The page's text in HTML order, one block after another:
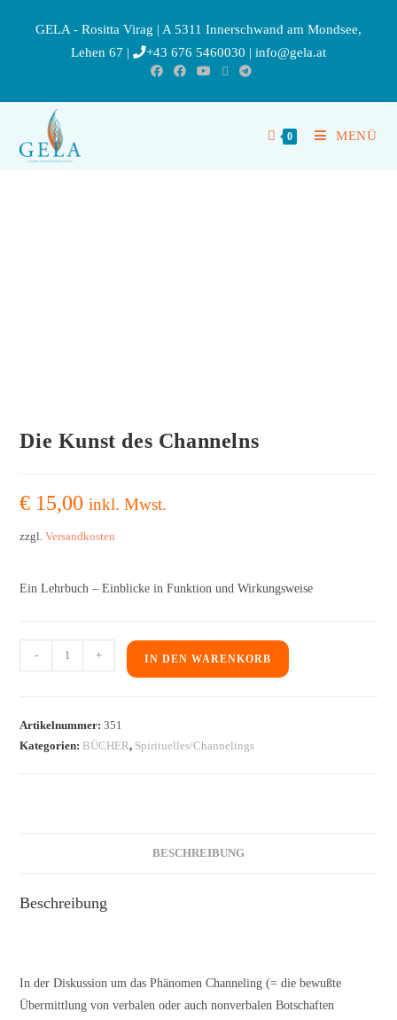
GELA - Rositta Virag | A 5311 Innerschwand am Mondsee,
Lehen 67 |
+43 676 5460030 | info@gela.at
0 MENÜ
Die Kunst des Channelns
€ 15,00 inkl. Mwst.
zzgl.Versandkosten
Ein Lehrbuch – Einblicke in Funktion und Wirkungsweise
- + IN DEN WARENKORB
Artikelnummer:351
Kategorien: BÜCHER, Spirituelles/Channelings
BESCHREIBUNG
Beschreibung
In der Diskussion um das Phänomen Channeling (= die bewußte
Übermittlung von verbalen oder auch nonverbalen Botschaften